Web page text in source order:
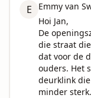
E Emmy van
Hoi Jan,
De
die straat
dat voor de
ouders. Het
deurklink
minder